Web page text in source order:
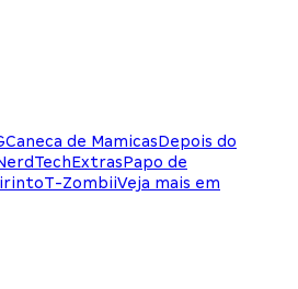
Caneca de MamicasDepois do
ExtrasPapo de
T-ZombiiVeja mais em